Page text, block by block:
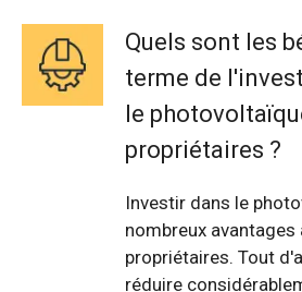
Quels sont les
terme de
le
propriétaires ?
Investir dans le
nombreux
propriétaires. Tout
réduire